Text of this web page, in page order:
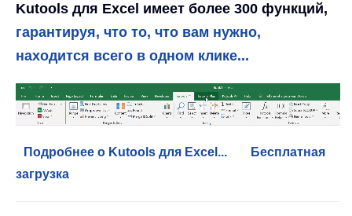
Kutools для Excel имеет более 300 функций,
гарантируя, что то, что вам нужно,
находится всего в одном клике...
Подробнее о Kutools для Excel...
Бесплатная
загрузка